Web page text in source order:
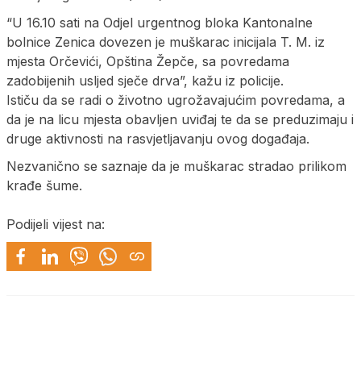
“U 16.10 sati na Odjel urgentnog bloka Kantonalne
bolnice Zenica dovezen je muškarac inicijala T. M. iz
mjesta Orčevići, Opština Žepče, sa povredama
zadobijenih usljed sječe drva”, kažu iz policije.
Ističu da se radi o životno ugrožavajućim povredama, a
da je na licu mjesta obavljen uviđaj te da se preduzimaju i
druge aktivnosti na rasvjetljavanju ovog događaja.
Nezvanično se saznaje da je muškarac stradao prilikom
krađe šume.
Podijeli vijest na: